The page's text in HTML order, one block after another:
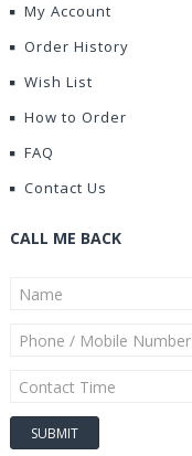
My Account
Order History
Wish List
How to Order
FAQ
Contact Us
CALL ME BACK